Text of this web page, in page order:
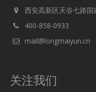
西安高新区天谷七路
400-858-0933
mail@longmaiyun.cn
关注我们